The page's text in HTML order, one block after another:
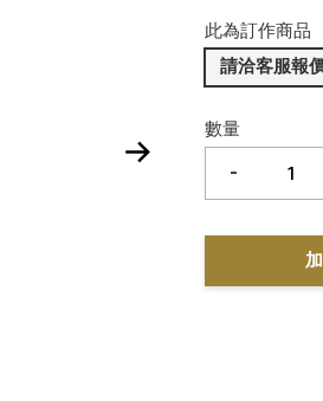
此為訂作商品
請洽客服報
數量
-